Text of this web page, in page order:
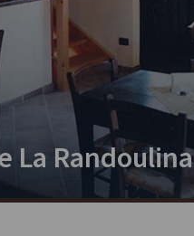
La Randoulina